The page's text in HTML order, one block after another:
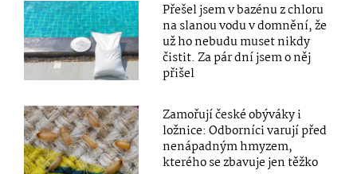
Přešel jsem v bazénu z chloru
na slanou vodu v domnění, že
už ho nebudu muset nikdy
čistit. Za pár dní jsem o něj
přišel
Zamořují české obýváky i
ložnice: Odborníci varují před
nenápadným hmyzem,
kterého se zbavuje jen těžko